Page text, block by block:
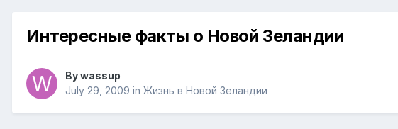
Интересные факты о Новой Зеландии
Bywassup
July 29, 2009 in Жизнь в Новой Зеландии